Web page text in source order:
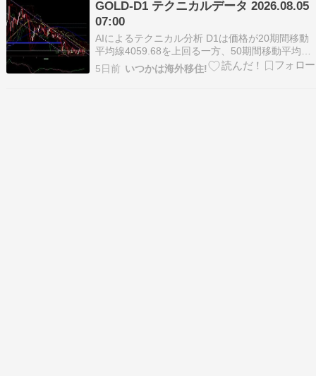
り圧力が残ります…
GOLD-D1 テクニカルデータ 2026.08.05
07:00
AIによるテクニカル分析 D1は価格が20期間移動
平均線4059.68を上回る一方、50期間移動平均線
4165.63、75期間4316.01、100期間4406.70、
200期間4489.06の下にあり、長期では下降パー
5日前 いつかは海外移住!